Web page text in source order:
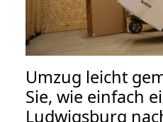
Umzug leicht
Sie, wie einfach
Ludwigsburg